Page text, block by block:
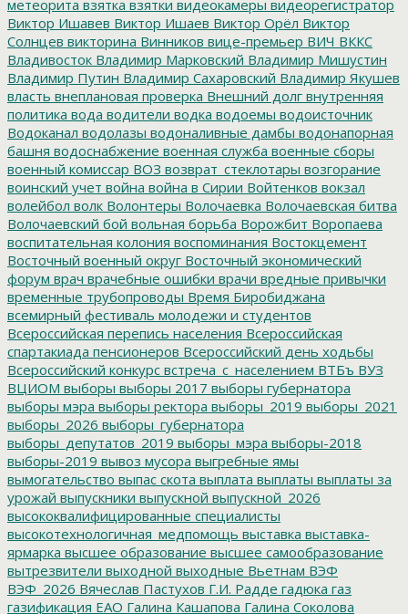
метеорита взятка взятки видеокамеры видеорегистратор
Виктор Ишавев Виктор Ишаев Виктор Орёл Виктор
Солнцев викторина Винников вице-премьер ВИЧ ВККС
Владивосток Владимир Марковский Владимир Мишустин
Владимир Путин Владимир Сахаровский Владимир Якушев
власть внеплановая проверка Внешний долг внутренняя
политика вода водители водка водоемы водоисточник
Водоканал водолазы водоналивные дамбы водонапорная
башня водоснабжение военная служба военные сборы
военный комиссар ВОЗ возврат_стеклотары возгорание
воинский учет война война в Сирии Войтенков вокзал
волейбол волк Волонтеры Волочаевка Волочаевская битва
Волочаевский бой вольная борьба Ворожбит Воропаева
воспитательная колония воспоминания Востокцемент
Восточный военный округ Восточный экономический
форум врач врачебные ошибки врачи вредные привычки
временные трубопроводы Время Биробиджана
всемирный фестиваль молодежи и студентов
Всероссийская перепись населения Всероссийская
спартакиада пенсионеров Всероссийский день ходьбы
Всероссийский конкурс встреча_с_населением ВТБъ ВУЗ
ВЦИОМ выборы выборы 2017 выборы губернатора
выборы мэра выборы ректора выборы_2019 выборы_2021
выборы_2026 выборы_губернатора
выборы_депутатов_2019 выборы_мэра выборы-2018
выборы-2019 вывоз мусора выгребные ямы
вымогательство выпас скота выплата выплаты выплаты за
урожай выпускники выпускной выпускной_2026
высококвалифицированные специалисты
высокотехнологичная_медпомощь выставка выставка-
ярмарка высшее образование высшее самообразование
вытрезвители выходной выходные Вьетнам ВЭФ
ВЭФ_2026 Вячеслав Пастухов Г.И. Радде гадюка газ
газификация ЕАО Галина Кашапова Галина Соколова